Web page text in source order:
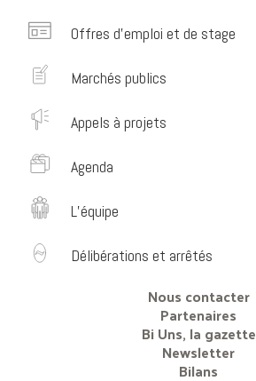
Offres d’emploi et de stage
Marchés publics
Appels à projets
Agenda
L’équipe
Délibérations et arrêtés
Nous contacter
Partenaires
Bi Uns, la gazette
Newsletter
Bilans